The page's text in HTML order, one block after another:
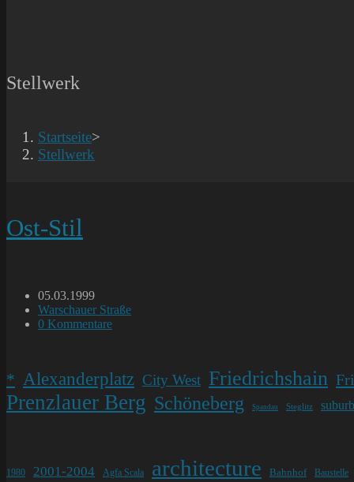
Stellwerk
Startseite>
Stellwerk
Ost-Stil
Beitrag
veröffentlicht:
05.03.1999
Beitrags-
Kategorie:
Warschauer Straße
Beitrags-
0 Kommentare
* Alexanderplatz City West Friedrichshain
Prenzlauer Berg Schöneberg Spandau Steglitz suburb
1980 2001-2004 Agfa Scala architecture Bahnhof Baustelle